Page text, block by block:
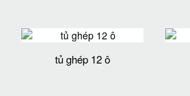
tủ ghép 12 ô